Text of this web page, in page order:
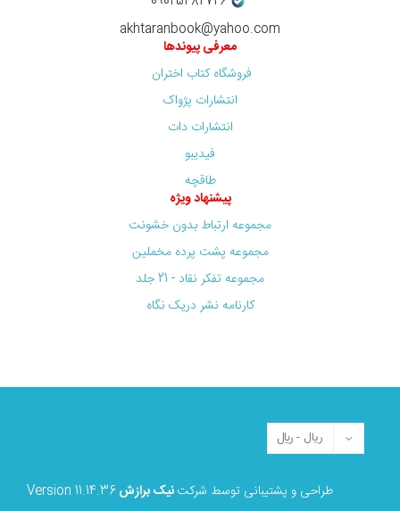
akhtaranbook@yahoo.com
معرفی پیوندها
فروشگاه کتاب اختران
انتشارات پژواک
انتشارات دات
فیدیبو
طاقچه
پیشنهاد ویژه
مجموعه ارتباط بدون خشونت
مجموعه پشت پرده مخملین
مجموعه تفکر نقاد - 21 جلد
کارنامه نشر دریک نگاه
طراحی و پشتیبانی توسط شرکتنیک برازشVersion 11.14.36